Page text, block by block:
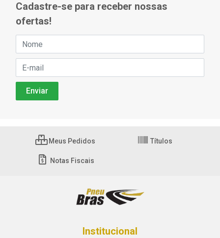
Cadastre-se para receber nossas
ofertas!
Meus Pedidos Títulos
Notas Fiscais
Institucional